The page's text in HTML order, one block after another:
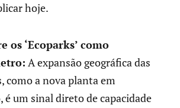
hoje.
os ‘Ecoparks’ como
A expansão geográfica das
como a nova planta em
é um sinal direto de capacidade